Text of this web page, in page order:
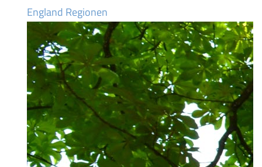
England Regionen